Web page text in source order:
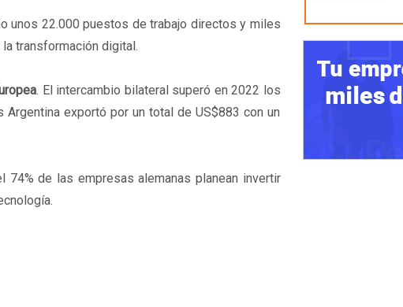
unos 22.000 puestos de trabajo directos y miles
transformación digital.
. El intercambio bilateral superó en 2022 los
exportó por un total de US$883 con un
74% de las empresas alemanas planean invertir